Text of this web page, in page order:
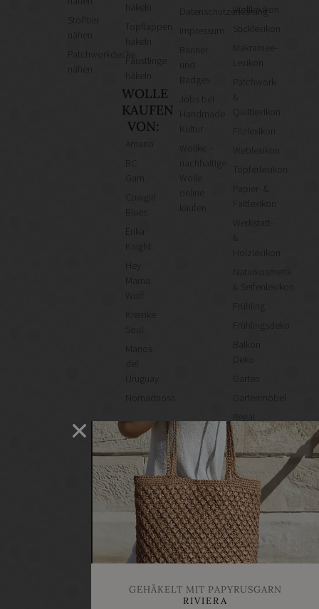
Stofftier
Patchworkdecke
häkeln
Topflappen
häkeln
Fäustlinge
häkeln
WOLLE
KAUFEN
VON:
Cowgirl
Knight
Mama
Wolf
Kremke
Manos
Uruguay
Nomadnoss
Datenschutzerklärung
Kultur
Wollke –
nachhaltige
kaufen
Wolllexikon
Sticklexikon
Makramee-
Lexikon
Patchwork-
&
Quiltlexikon
Filzlexikon
Weblexikon
Töpferlexikon
Papier- &
Faltlexikon
Werkstatt-
&
Holzlexikon
Naturkosmetik-
& Seifenlexikon
Frühling
Frühlingsdeko
Balkon
Deko
Garten
Gartenmöbel
Regal
selber
machen
Heimwerken
Renovieren
DIY
GESCHÄFTE
Bastelbedarf
Stoffgeschäfte
Handgemachtes
GEHÄKELT MIT PAPYRUSGARN
RIVIERA